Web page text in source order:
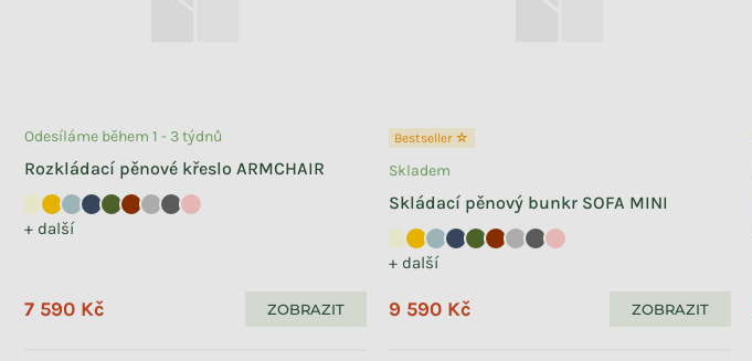
Rozkládací pěnové křeslo ARMCHAIR
+ další
Odesíláme během 1 - 3 týdnů
7 590 Kč ZOBRAZIT
Bestseller ☆
Skládací pěnový bunkr SOFA MINI
+ další
Skladem
9 590 Kč ZOBRAZIT